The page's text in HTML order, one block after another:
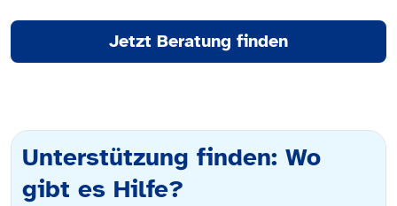
Jetzt Beratung finden
Unterstützung finden: Wo
gibt es Hilfe?